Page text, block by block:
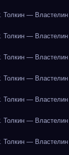
Толкин — Властелин
Толкин — Властелин
Толкин — Властелин
Толкин — Властелин
Толкин — Властелин
Толкин — Властелин
Толкин — Властелин